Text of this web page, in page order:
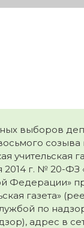
выборов
учительская
г. № 20-
Федерации»
газета»
по
адрес в